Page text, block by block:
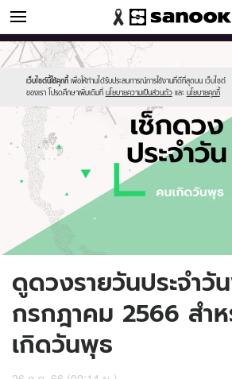
ดูดวง
เว็บไซต์นี้ใช้คุกกี้ เพื่อให้ท่านได้รับประสบการณ์การใช้งานที่ดีที่สุดบน เว็บไซต์
ของเรา โปรดศึกษาเพิ่มเติมที่ นโยบายความเป็นส่วนตัว และ นโยบายคุกกี้
Sanook
//s.isanook.com/sr/0/images/logo-
new-
sanook.png
600
60
//s.isanook.com/ho/0/ud/fxd/day/daily-
horoscope-
wednesday.jpg
ดูดวงรายวันประจำวั
กรกฎาคม 2566 สำ
เกิดวันพุธ